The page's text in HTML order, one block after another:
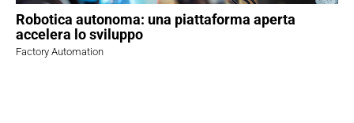
Robotica autonoma: una piattaforma aperta
accelera lo sviluppo
Factory Automation